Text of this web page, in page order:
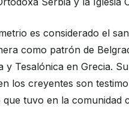
es considerado el
como patrón de
y Tesalónica en Grecia.
los creyentes son
que tuvo en la comunidad